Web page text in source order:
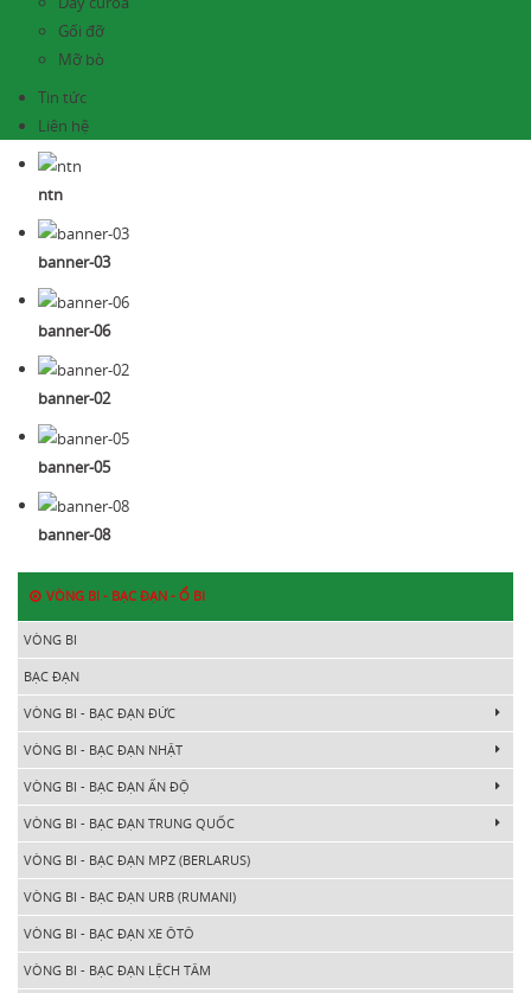
Gối đỡ
Mỡ bò
Tin tức
Liên hệ
ntn
banner-03
banner-06
banner-02
banner-05
banner-08
VÒNG BI - BẠC ĐẠN - Ổ BI
VÒNG BI
BẠC ĐẠN
VÒNG BI - BẠC ĐẠN ĐỨC
VÒNG BI - BẠC ĐẠN NHẬT
VÒNG BI - BẠC ĐẠN ẤN ĐỘ
VÒNG BI - BẠC ĐẠN TRUNG QUỐC
VÒNG BI - BẠC ĐẠN MPZ (BERLARUS)
VÒNG BI - BẠC ĐẠN URB (RUMANI)
VÒNG BI - BẠC ĐẠN XE ÔTÔ
VÒNG BI - BẠC ĐẠN LỆCH TÂM